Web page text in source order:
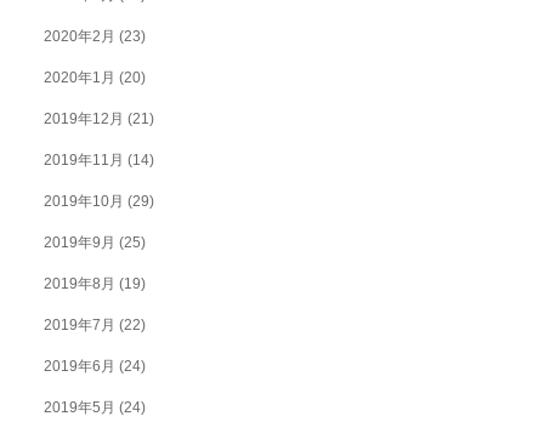
2020年2月 (23)
2020年1月 (20)
2019年12月 (21)
2019年11月 (14)
2019年10月 (29)
2019年9月 (25)
2019年8月 (19)
2019年7月 (22)
2019年6月 (24)
2019年5月 (24)